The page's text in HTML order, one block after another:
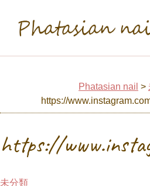
Phatasian nail >
https://
https://
未分類